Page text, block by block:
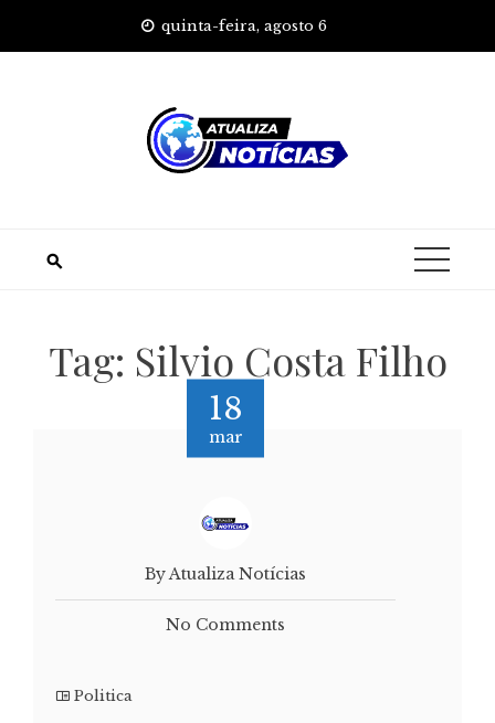
quinta-feira, agosto 6
Tag: Silvio Costa Filho
18
mar
By Atualiza Notícias
No Comments
Politica